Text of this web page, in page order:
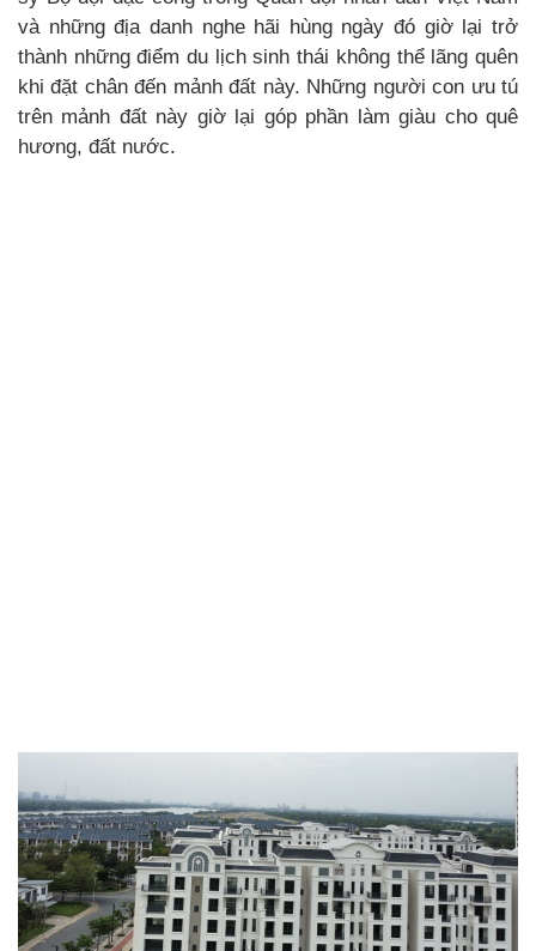
và những địa danh nghe hãi hùng ngày đó giờ lại trở
thành những điểm du lịch sinh thái không thể lãng quên
khi đặt chân đến mảnh đất này. Những người con ưu tú
trên mảnh đất này giờ lại góp phần làm giàu cho quê
hương, đất nước.